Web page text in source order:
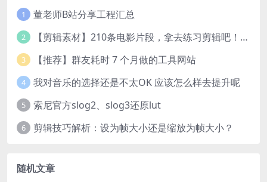
1 董老师B站分享工程汇总
2 【剪辑素材】210条电影片段，拿去练习剪辑吧！@谜一样的剪辑师
3 【推荐】群友耗时 7 个月做的工具网站
4 我对音乐的选择还是不太OK 应该怎么样去提升呢
5 索尼官方slog2、slog3还原lut
6 剪辑技巧解析：设为帧大小还是缩放为帧大小？
随机文章